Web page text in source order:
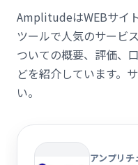
AmplitudeはWEBサイ
ツールで人気のサービ
ついての概要、評価、
どを紹介しています。
い。
アンプリチ